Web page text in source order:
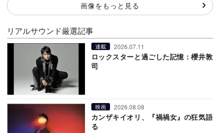
画像をもっと見る
リアルサウンド厳選記事
連載 2026.07.11
ロックスターと過ごした記憶：櫻井敦
司
映画 2026.08.08
カンザキイオリ、『禍禍女』の狂気語
る